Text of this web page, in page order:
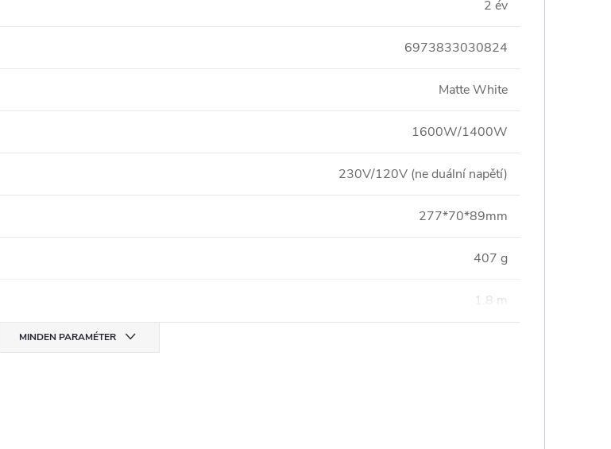
2 év
6973833030824
Matte White
1600W/1400W
230V/120V (ne duální napětí)
277*70*89mm
407 g
1.8 m
MINDEN PARAMÉTER